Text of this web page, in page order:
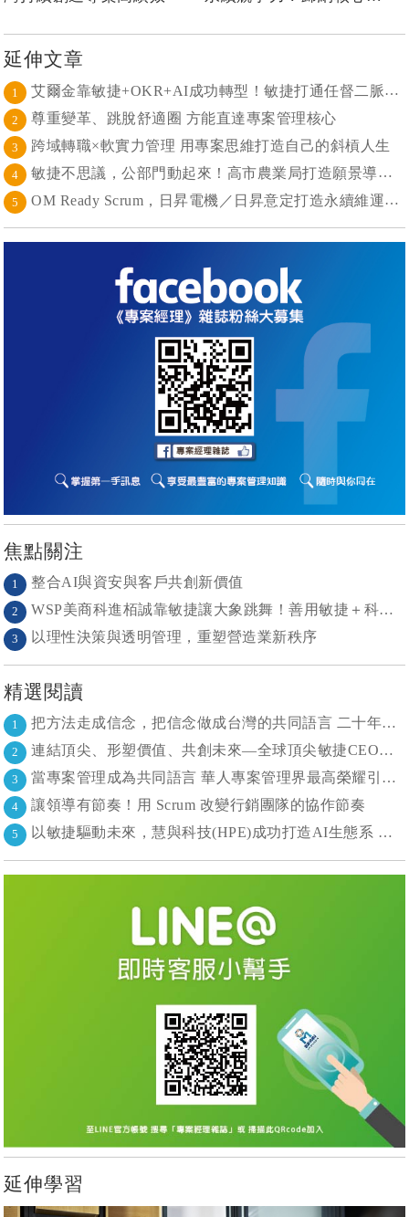
位整合服務商」！
延伸文章
1 艾爾金靠敏捷+OKR+AI成功轉型！敏捷打通任督二脈， 避免文化與流程「卡卡」導致溝通無效
2 尊重變革、跳脫舒適圈 方能直達專案管理核心
3 跨域轉職×軟實力管理 用專案思維打造自己的斜槓人生
4 敏捷不思議，公部門動起來！高市農業局打造願景導向的社區敏捷自組織
5 OM Ready Scrum，日昇電機／日昇意定打造永續維運新典範
焦點關注
1 整合AI與資安與客戶共創新價值
2 WSP美商科進栢誠靠敏捷讓大象跳舞！善用敏捷＋科技力， 大型工程也能快速迭代
3 以理性決策與透明管理，重塑營造業新秩序
精選閱讀
1 把方法走成信念，把信念做成台灣的共同語言 二十年志業，陪伴台灣走過專案管理與敏捷轉型
2 連結頂尖、形塑價值、共創未來—全球頂尖敏捷CEO聯誼會成立
3 當專案管理成為共同語言 華人專案管理界最高榮耀引領的變革時代
4 讓領導有節奏！用 Scrum 改變行銷團隊的協作節奏
5 以敏捷驅動未來，慧與科技(HPE)成功打造AI生態系 大型敏捷(LeSS)海納百川，讓複雜變簡單
延伸學習